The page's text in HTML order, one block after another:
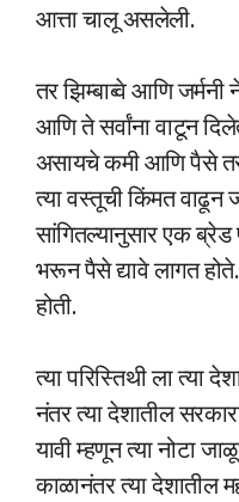
आत्ता चालू असलेली.
तर झिम्बाब्वे आणि
आणि ते सर्वांना वाटून
असायचे कमी आणि पैसे
त्या वस्तूची किंमत
सांगितल्यानुसार एक ब्रेड
भरून पैसे द्यावे लागत
होती.
त्या परिस्तिथी ला त्या
नंतर त्या देशातील
यावी म्हणून त्या नोटा
काळानंतर त्या देशातील